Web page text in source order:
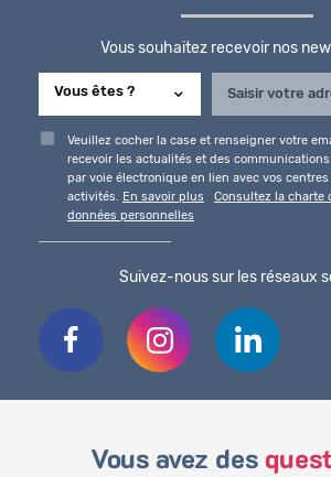
Vous souhaitez recevoir nos
Veuillez cocher la case et renseigner votre
recevoir les actualités et des
par voie électronique en lien avec vos
activités.
En savoir plus
Consultez la charte
données personnelles
Suivez-nous sur les réseaux
Vous avez des